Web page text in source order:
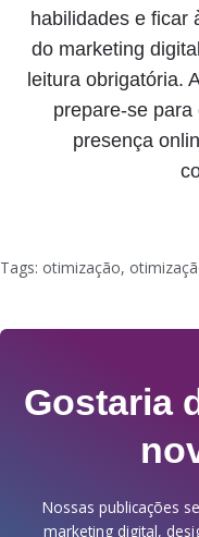
habilidades e ficar
do marketing
leitura obrigatória.
prepare-se
presença
Tags: otimização,
Gostaria
Nossas publicações
marketing digital,